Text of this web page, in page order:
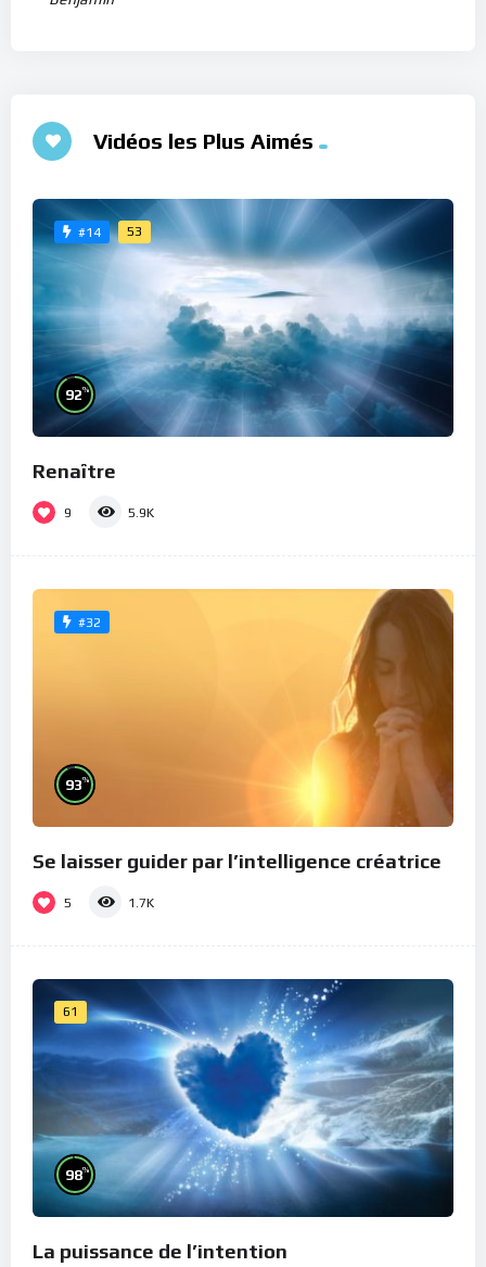
Vidéos les Plus Aimés
#14 53
92%
Renaître
9 5.9K
#32
93%
Se laisser guider par l’intelligence créatrice
5 1.7K
61
98%
La puissance de l’intention